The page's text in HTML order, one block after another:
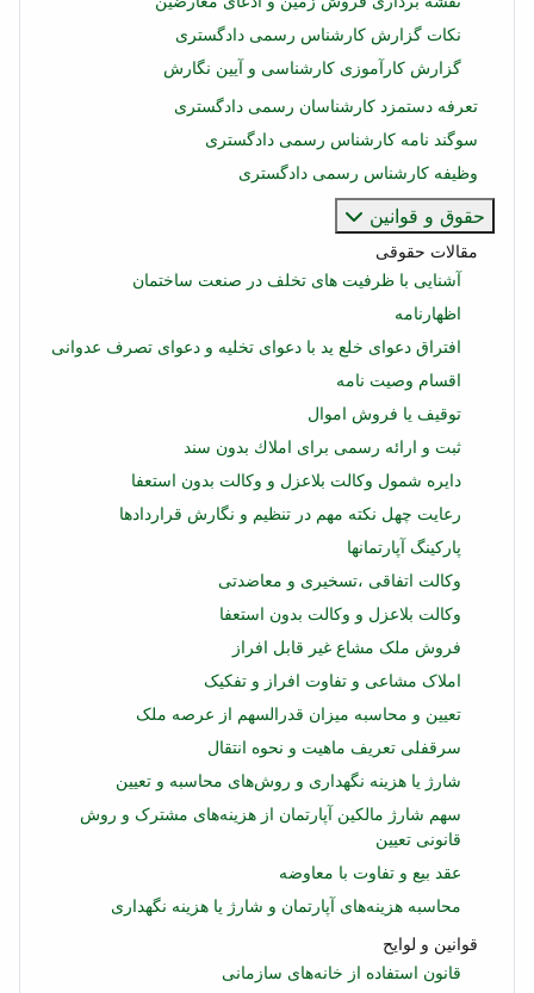
نکات گزارش کارشناس رسمی دادگستری
گزارش کارآموزی کارشناسی و آیین نگارش
تعرفه دستمزد کارشناسان رسمی دادگستری
سوگند نامه کارشناس رسمی دادگستری
وظیفه کارشناس رسمی دادگستری
حقوق و قوانین
مقالات حقوقی
آشنایی با ظرفیت های تخلف در صنعت ساختمان
اظهارنامه
افتراق دعوای خلع ید با دعوای تخلیه و دعوای تصرف عدوانی
اقسام وصیت نامه
توقیف یا فروش اموال
ثبت و ارائه رسمی برای املاك بدون سند
دایره شمول وکالت بلاعزل و وکالت بدون استعفا
رعایت چهل نکته مهم در تنظیم و نگارش قراردادها
پاركینگ آپارتمانها
وکالت اتفاقی ،تسخیری و معاضدتی
وکالت بلاعزل و وکالت بدون استعفا
فروش ملک مشاع غیر قابل افراز
املاک مشاعی و تفاوت افراز و تفکیک
تعیین و محاسبه میزان قدرالسهم از عرصه ملک
سرقفلی تعریف ماهیت و نحوه انتقال
شارژ یا هزینه نگهداری و روش‌های محاسبه و تعیین
سهم شارژ مالکین آپارتمان از هزینه‌های مشترک و روش
قانونی تعیین
عقد بیع و تفاوت با معاوضه
محاسبه هزینه‌های آپارتمان و شارژ یا هزینه نگهداری
قوانین و لوایح
قانون استفاده از خانه‌های سازمانی